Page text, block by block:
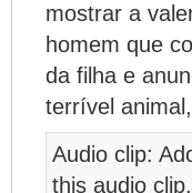
mostrar a
homem que
da filha e
terrível
Audio clip:
this audio